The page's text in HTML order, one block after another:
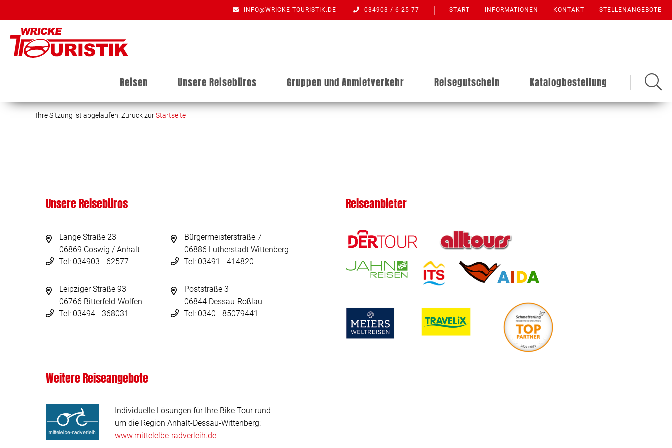
INFO@WRICKE-TOURISTIK.DE 034903 / 6 25 77 START INFORMATIONEN KONTAKT STELLENANGEBOTE
Reisen Unsere Reisebüros Gruppen und Anmietverkehr Reisegutschein Katalogbestellung
Ihre Sitzung ist abgelaufen. Zurück zurStartseite
Unsere Reisebüros
Lange Straße 23
06869 Coswig / Anhalt
Tel: 034903 - 62577
Bürgermeisterstraße 7
06886 Lutherstadt Wittenberg
Tel: 03491 - 414820
Leipziger Straße 93
06766 Bitterfeld-Wolfen
Tel: 03494 - 368031
Poststraße 3
06844 Dessau-Roßlau
Tel: 0340 - 85079441
Reiseanbieter
Weitere Reiseangebote
Individuelle Lösungen für Ihre Bike Tour rund
um die Region Anhalt-Dessau-Wittenberg:
www.mittelelbe-radverleih.de